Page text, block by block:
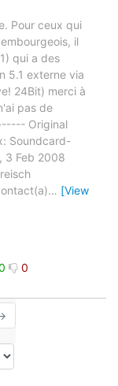
Pour ceux qui
il
qui a des
5.1 externe via
24Bit) merci à
pas de
Original
Soundcard-
3 Feb 2008
… [View
0